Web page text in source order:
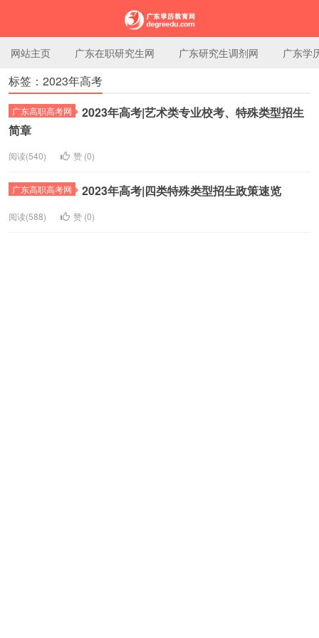
广东学历教育网
网站主页 广东在职研究生网 广东研究生调剂网 广东学
标签：2023年高考
广东高职高考网
2023年高考|艺术类专业校考、特殊类型招生
简章
阅读(540) 赞 (0)
广东高职高考网 2023年高考|四类特殊类型招生政策速览
阅读(588) 赞 (0)